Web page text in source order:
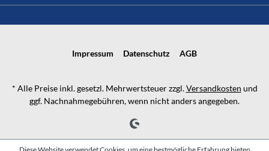
Impressum Datenschutz AGB
* Alle Preise inkl. gesetzl. Mehrwertsteuer zzgl.Versandkosten und
ggf. Nachnahmegebühren, wenn nicht anders angegeben.